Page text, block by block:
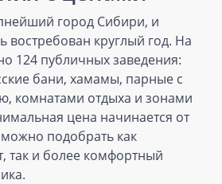
город Сибири, и
востребован круглый год. На
124 публичных заведения:
бани, хамамы, парные с
комнатами отдыха и зонами
цена начинается от
подобрать как
так и более комфортный